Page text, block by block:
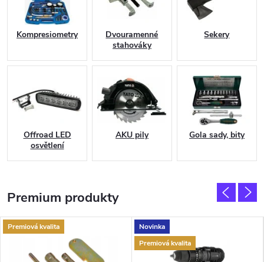
a
d
y
✅
Kompresiometry
Dvouramenné
stahováky
Sekery
Offroad LED
osvětlení
AKU pily Gola sady, bity
Premium produkty
Premiová kvalita
Novinka
Premiová kvalita